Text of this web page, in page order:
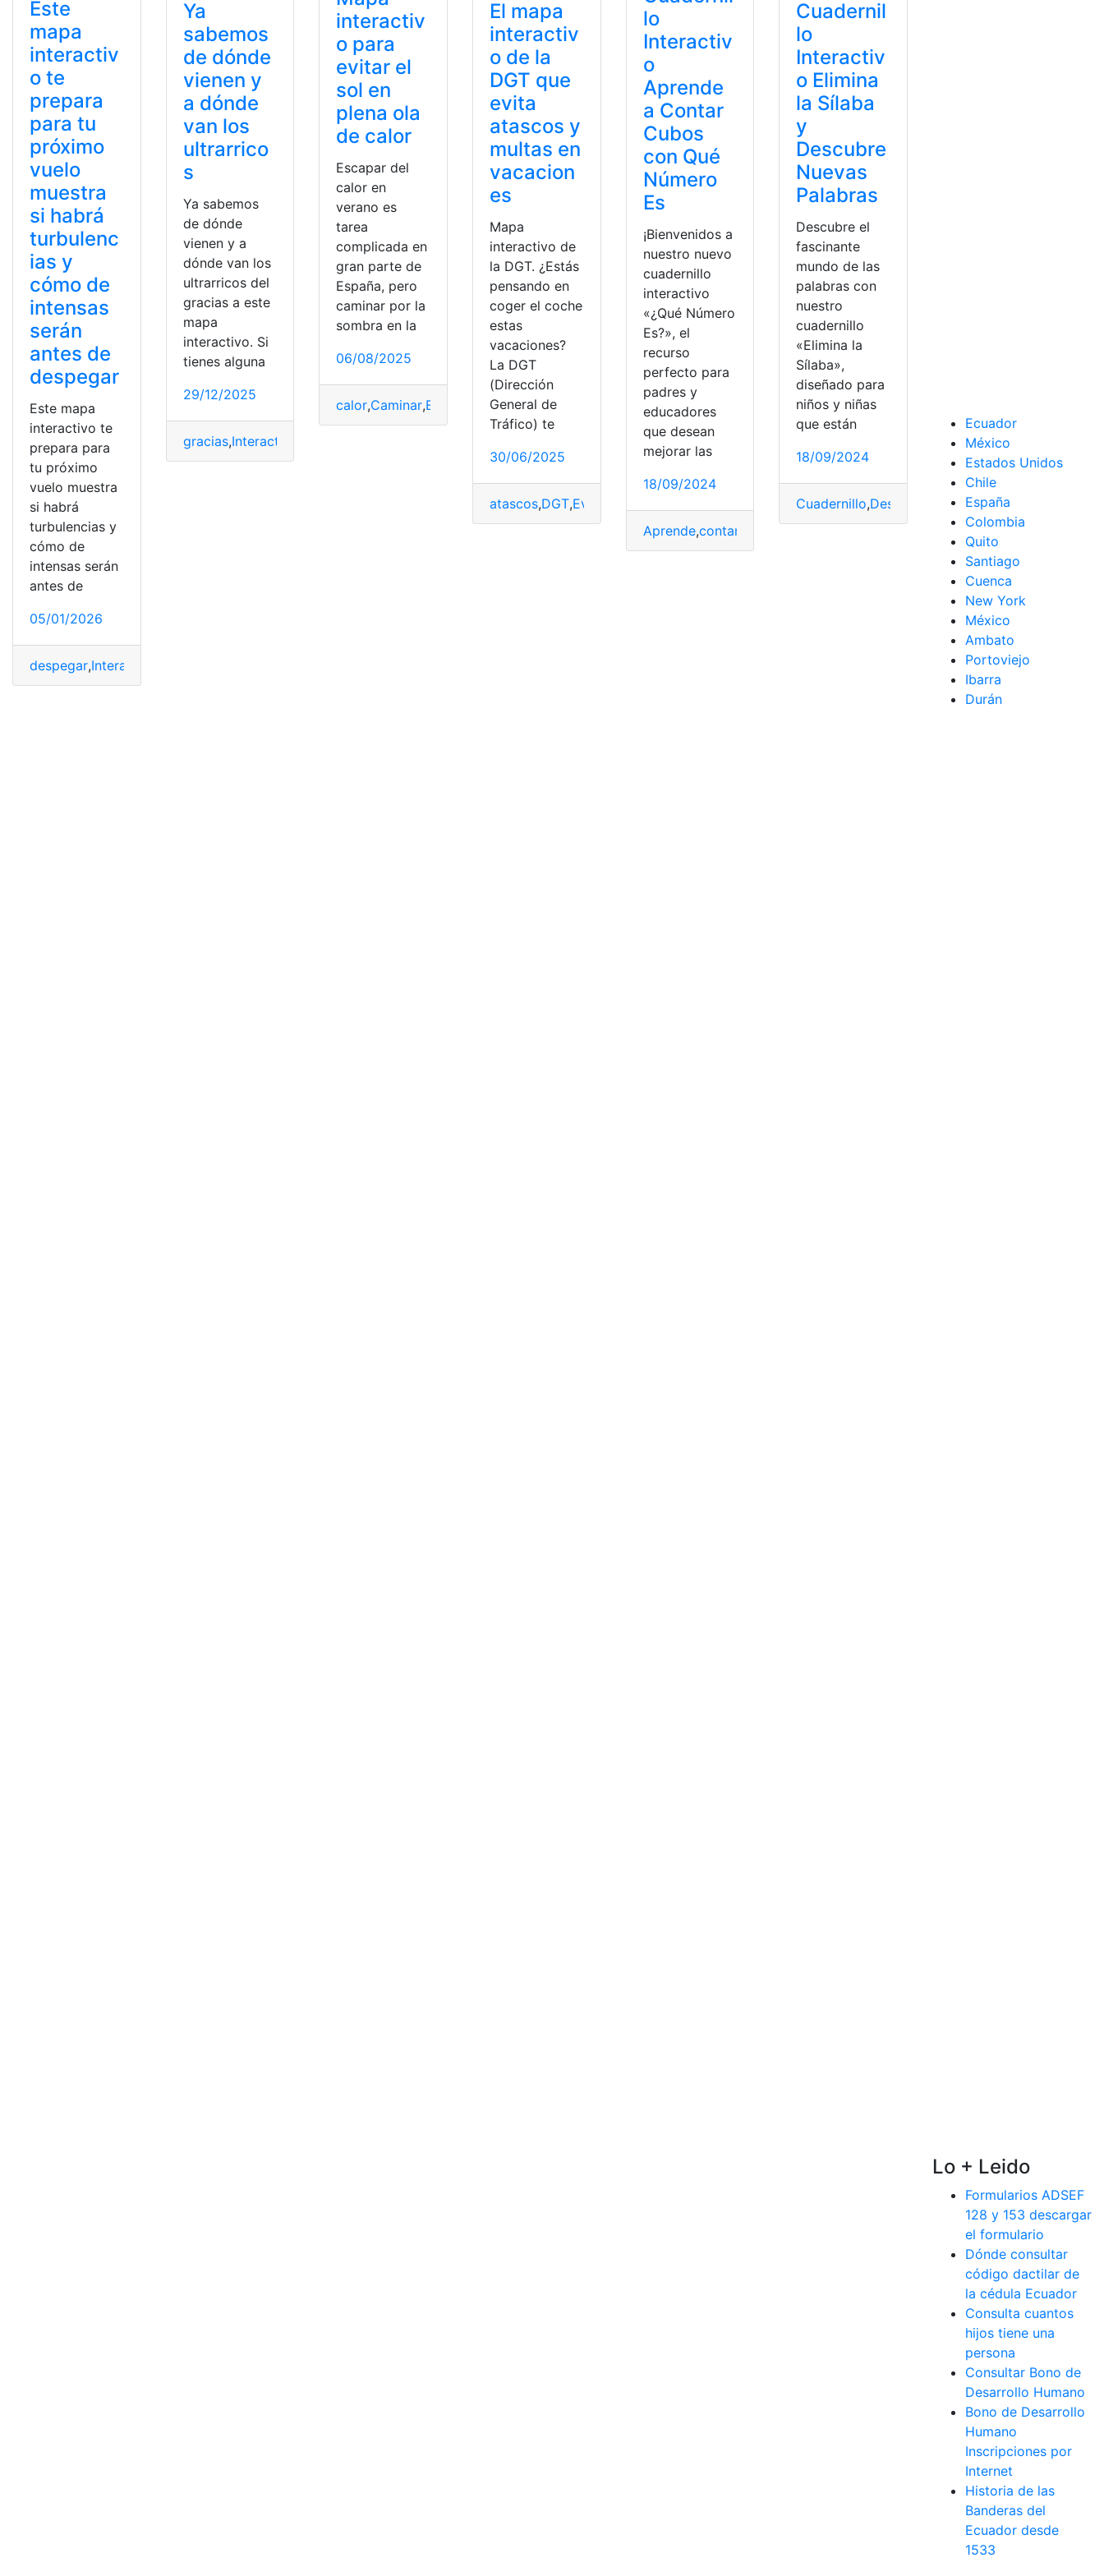
Este
mapa
interactiv
o te
prepara
para tu
próximo
vuelo
muestra
si habrá
turbulenc
ias y
cómo de
intensas
serán
antes de
despegar
Este mapa
interactivo te
prepara para
tu próximo
vuelo muestra
si habrá
turbulencias y
cómo de
intensas serán
antes de
05/01/2026
despegar,Interactivo
Ya
sabemos
de dónde
vienen y
a dónde
van los
ultrarrico
s
Ya sabemos
de dónde
vienen y a
dónde van los
ultrarricos del
gracias a este
mapa
interactivo. Si
tienes alguna
29/12/2025
gracias,Interactivo
interactiv
o para
evitar el
sol en
plena ola
de calor
Escapar del
calor en
verano es
tarea
complicada en
gran parte de
España, pero
caminar por la
sombra en la
06/08/2025
calor,Caminar,Evitar Interactivo,Mapa Sol
El mapa
interactiv
o de la
DGT que
evita
atascos y
multas en
vacacion
es
Mapa
interactivo de
la DGT. ¿Estás
pensando en
coger el coche
estas
vacaciones?
La DGT
(Dirección
General de
Tráfico) te
30/06/2025
atascos,DGT,Evita Vacaciones
lo
Interactiv
o
Aprende
a Contar
Cubos
con Qué
Número
Es
¡Bienvenidos a
nuestro nuevo
cuadernillo
interactivo
«¿Qué Número
Es?», el
recurso
perfecto para
padres y
educadores
que desean
mejorar las
18/09/2024
Aprende,contar número
Cuadernil
lo
Interactiv
o Elimina
la Sílaba
y
Descubre
Nuevas
Palabras
Descubre el
fascinante
mundo de las
palabras con
nuestro
cuadernillo
«Elimina la
Sílaba»,
diseñado para
niños y niñas
que están
18/09/2024
Cuadernillo,Descubre elimina,Interactivo
Ecuador
México
Estados Unidos
Chile
España
Colombia
Quito
Santiago
Cuenca
New York
México
Ambato
Portoviejo
Ibarra
Durán
Lo + Leido
Formularios ADSEF
128 y 153 descargar
el formulario
Dónde consultar
código dactilar de
la cédula Ecuador
Consulta cuantos
hijos tiene una
persona
Consultar Bono de
Desarrollo Humano
Bono de Desarrollo
Humano
Inscripciones por
Internet
Historia de las
Banderas del
Ecuador desde
1533